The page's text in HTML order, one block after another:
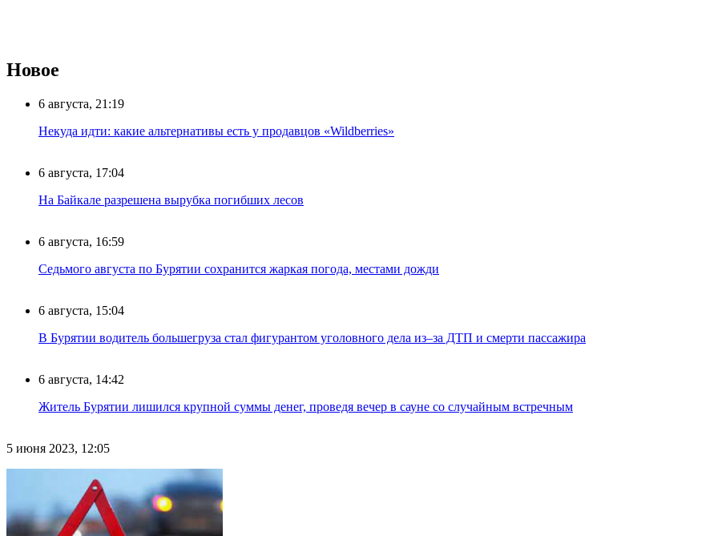
Новое
6 августа, 21:19
Некуда идти: какие альтернативы есть у продавцов «Wildberries»
6 августа, 17:04
На Байкале разрешена вырубка погибших лесов
6 августа, 16:59
Седьмого августа по Бурятии сохранится жаркая погода, местами дожди
6 августа, 15:04
В Бурятии водитель большегруза стал фигурантом уголовного дела из–за ДТП и смерти пассажира
6 августа, 14:42
Житель Бурятии лишился крупной суммы денег, проведя вечер в сауне со случайным встречным
5 июня 2023, 12:05